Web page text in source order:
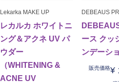
Lekarka MAKE UP
レカルカ ホワイトニ
ング＆アクネ UV パ
ウダー
（WHITENING &
ACNE UV
DEBEAUS
ース クッ
ンデーシ
販売価格¥